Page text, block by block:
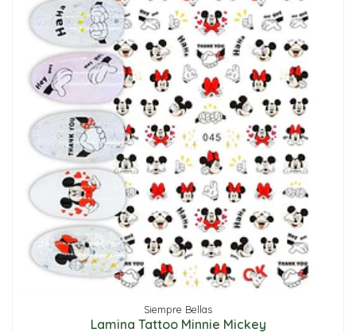
Siempre Bellas
Lamina Tattoo Minnie Mickey